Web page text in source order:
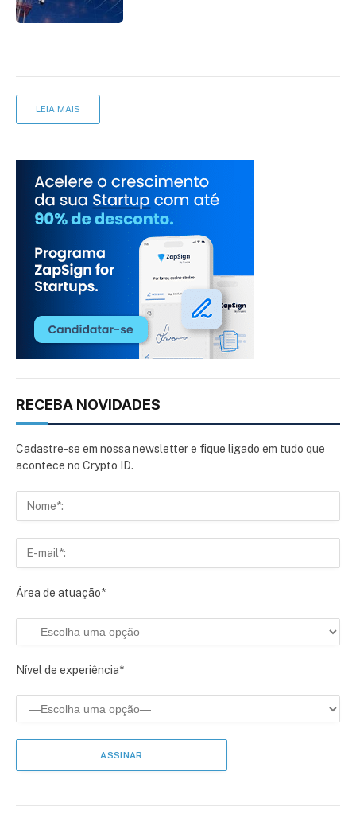
LEIA MAIS
RECEBA NOVIDADES
Cadastre-se em nossa newsletter e fique ligado em tudo que
acontece no Crypto ID.
Área de atuação*
Nível de experiência*